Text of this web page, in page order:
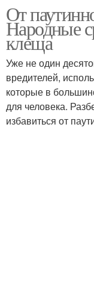
Средство от
клеща
Клещ на
От
Народные
клеща
Уже не один
вредителей,
которые в
для человека.
избавиться от